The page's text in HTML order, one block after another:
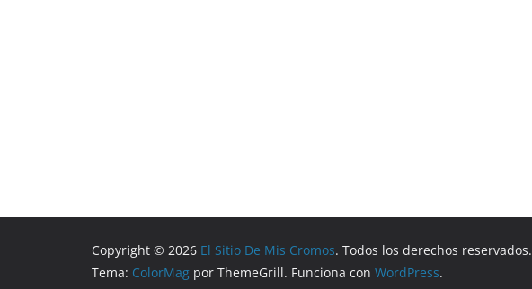
Copyright © 2026 El Sitio De Mis Cromos. Todos los derechos reservados.
Tema: ColorMag por ThemeGrill. Funciona con WordPress.